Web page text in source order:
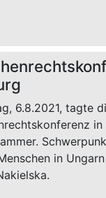
6.8.2021, tagte
in